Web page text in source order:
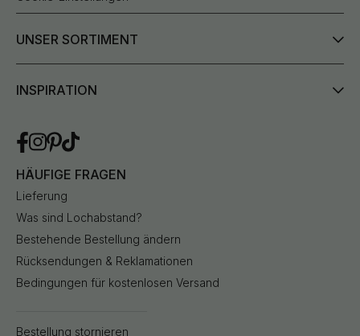
UNSER SORTIMENT
INSPIRATION
HÄUFIGE FRAGEN
Lieferung
Was sind Lochabstand?
Bestehende Bestellung ändern
Rücksendungen & Reklamationen
Bedingungen für kostenlosen Versand
Bestellung stornieren